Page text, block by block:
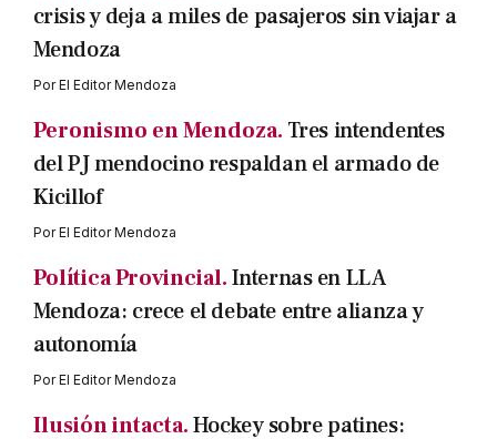
crisis y deja a miles de pasajeros sin viajar a
Mendoza
PorEl Editor Mendoza
Peronismo en Mendoza. Tres intendentes
del PJ mendocino respaldan el armado de
Kicillof
PorEl Editor Mendoza
Política Provincial.Internas en LLA
Mendoza: crece el debate entre alianza y
autonomía
PorEl Editor Mendoza
Ilusión intacta.Hockey sobre patines: